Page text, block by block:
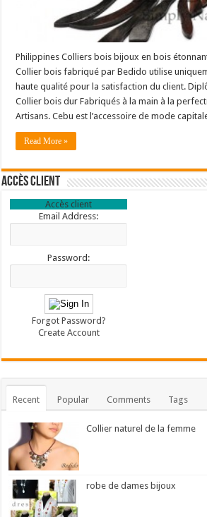
Philippines Colliers bois bijoux en bois
Collier bois fabriqué par Bedido utilise
haute qualité pour la satisfaction du client.
Collier bois dur Fabriqués à la main à la
Artisans. Cebu est l’accessoire de mode
Read More »
Accès client
Accès client
Email Address:
Password:
Forgot Password?
Create Account
Recent Popular Comments Tags
Collier naturel de la femme
robe de dames bijoux